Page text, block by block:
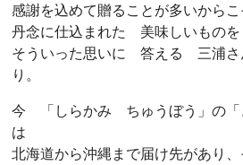
感謝を込めて贈ることが多いからこ
丹念に仕込まれた 美味しいもの
そういった思いに 答える 三浦さ
り。
今 「しらかみ ちゅうぼう」の「
は
北海道から沖縄まで届け先があり